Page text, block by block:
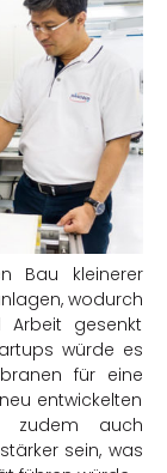
Bau kleinerer
wodurch
Arbeit gesenkt
würde es
für eine
entwickelten
zudem auch
sein, was